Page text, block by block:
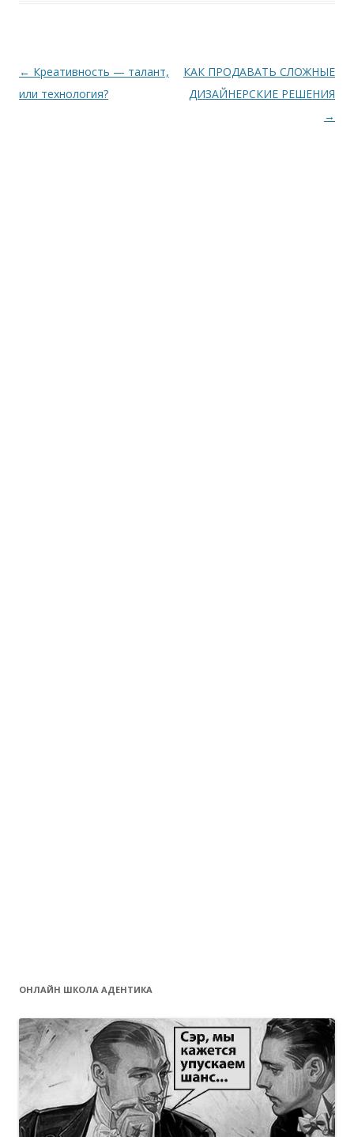
Навигация
по
← Креативность — талант,
или технология?
КАК ПРОДАВАТЬ СЛОЖНЫЕ
ДИЗАЙНЕРСКИЕ РЕШЕНИЯ
→
ОНЛАЙН ШКОЛА АДЕНТИКА